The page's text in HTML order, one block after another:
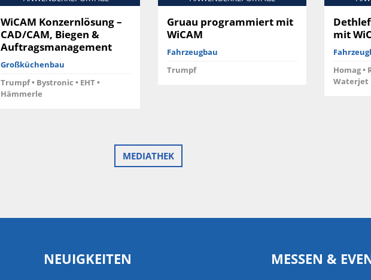
WiCAM Konzernlösung –
CAD/CAM, Biegen &
Auftragsmanagement
Großküchenbau
Trumpf • Bystronic • EHT •
Hämmerle
Gruau programmiert mit
WiCAM
Fahrzeugbau
Trumpf
mit
Homag •
Waterjet
MEDIATHEK
NEUIGKEITEN MESSEN &